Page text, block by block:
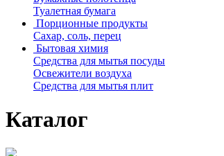
Туалетная бумага
Порционные продукты
Сахар, соль, перец
Бытовая химия
Средства для мытья посуды
Освежители воздуха
Средства для мытья плит
Каталог